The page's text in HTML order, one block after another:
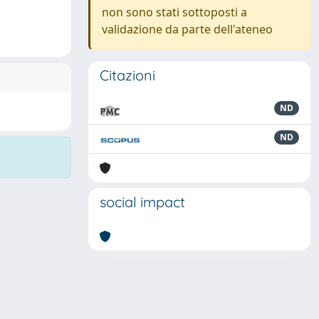
non sono stati sottoposti a
validazione da parte dell'ateneo
Citazioni
ND
ND
social impact